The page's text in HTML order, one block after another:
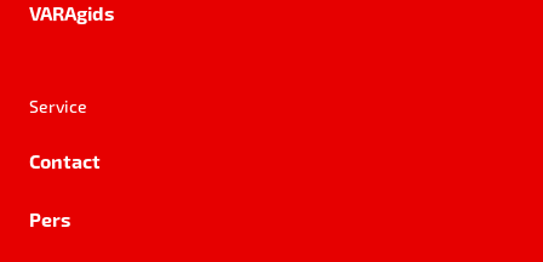
VARAgids
Service
Contact
Pers